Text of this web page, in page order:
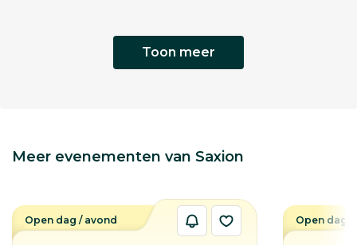
Toon meer
Meer evenementen van Saxion
Open dag / avond Open dag /